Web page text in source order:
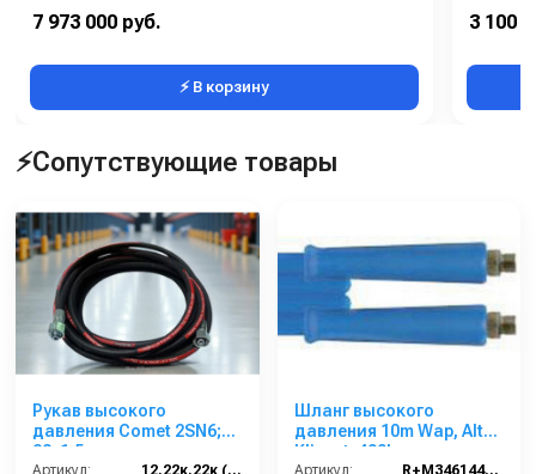
7 973 000 руб.
⚡ В корзину
3 100
⚡Сопутствующие товары
Рукав высокого
давления Comet 2SN6;
22х1,5 г под ключ -
Шланг высокого
давления 10m Wap, Alto,
Klinnet, 400bar,